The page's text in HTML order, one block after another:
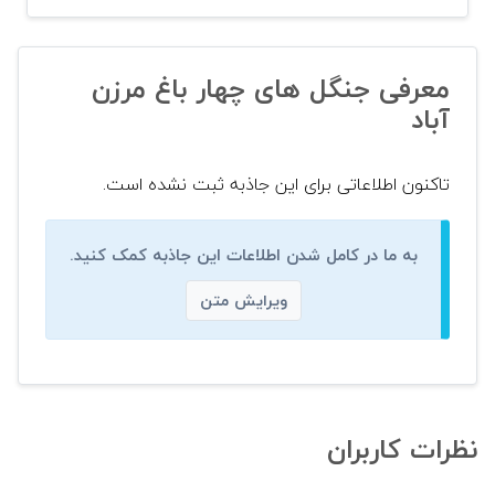
معرفی جنگل های چهار باغ مرزن
آباد
تاکنون اطلاعاتی برای این جاذبه ثبت نشده است.
به ما در کامل شدن اطلاعات این جاذبه کمک کنید.
ویرایش متن
نظرات کاربران